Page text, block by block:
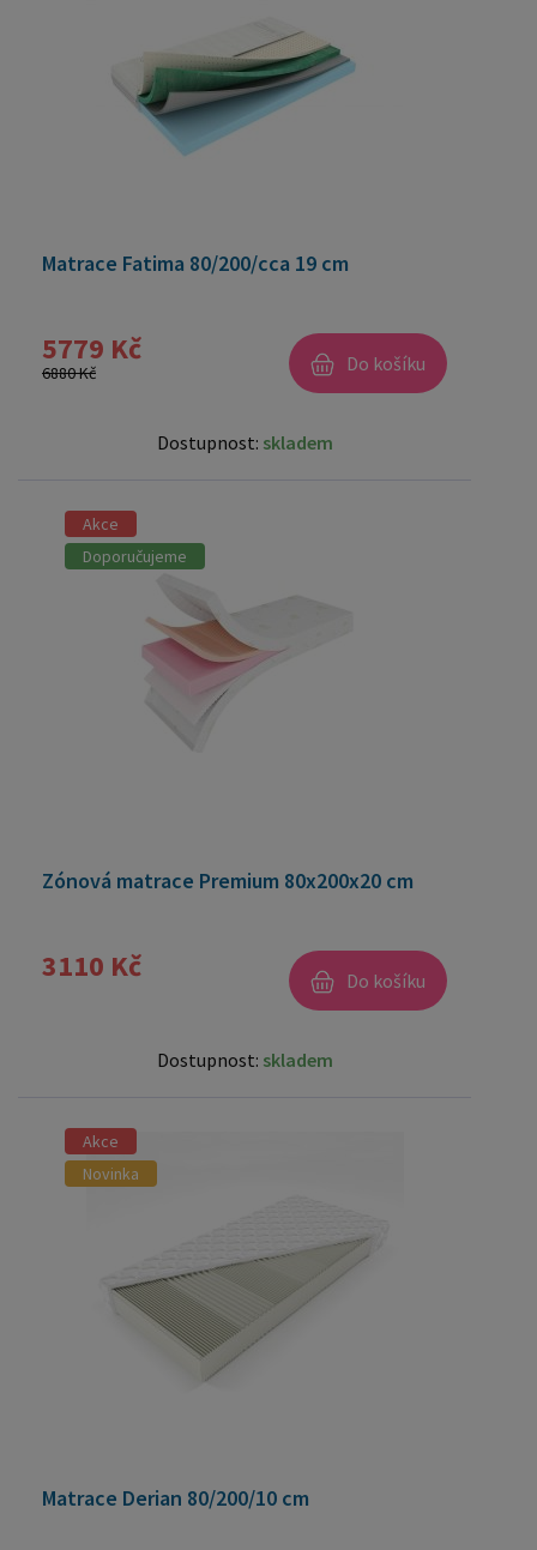
Matrace Fatima 80/200/cca 19 cm
5779 Kč
6880 Kč Do košíku
Dostupnost: skladem
Akce
Doporučujeme
Zónová matrace Premium 80x200x20 cm
3110 Kč Do košíku
Dostupnost: skladem
Akce
Novinka
Matrace Derian 80/200/10 cm